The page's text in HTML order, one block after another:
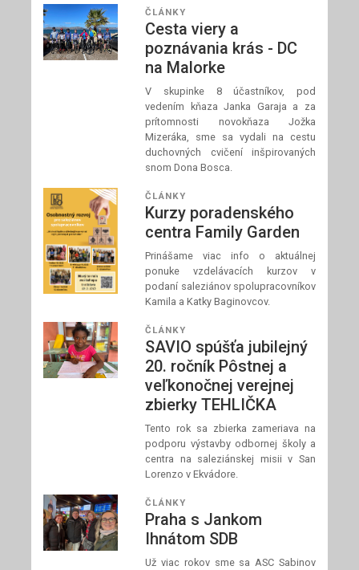
ČLÁNKY
Cesta viery a
poznávania krás - DC
na Malorke
V skupinke 8 účastníkov, pod
vedením kňaza Janka Garaja a za
prítomnosti novokňaza Jožka
Mizeráka, sme sa vydali na cestu
duchovných cvičení inšpirovaných
snom Dona Bosca.
ČLÁNKY
Kurzy poradenského
centra Family Garden
Prinášame viac info o aktuálnej
ponuke vzdelávacích kurzov v
podaní saleziánov spolupracovníkov
Kamila a Katky Baginovcov.
ČLÁNKY
SAVIO spúšťa jubilejný
20. ročník Pôstnej a
veľkonočnej verejnej
zbierky TEHLIČKA
Tento rok sa zbierka zameriava na
podporu výstavby odbornej školy a
centra na saleziánskej misii v San
Lorenzo v Ekvádore.
ČLÁNKY
Praha s Jankom
Ihnátom SDB
Už viac rokov sme sa ASC Sabinov